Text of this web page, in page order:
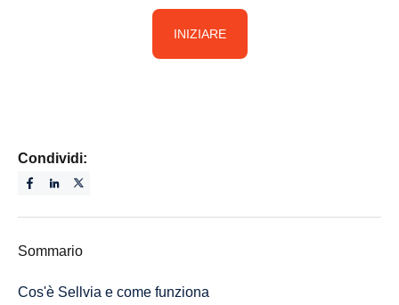
INIZIARE
Condividi:
Sommario
Cos'è Sellvia e come funziona